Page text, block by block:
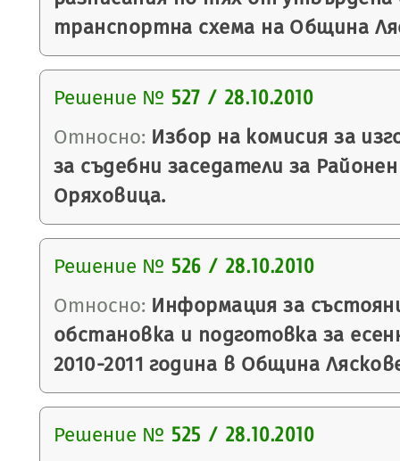
транспортна схема на Община
Решение № 527 / 28.10.2010
Относно: Избор на комисия за
за съдебни заседатели за
Оряховица.
Решение № 526 / 28.10.2010
Относно: Информация за
обстановка и подготовка за
2010-2011 година в Община
Решение № 525 / 28.10.2010